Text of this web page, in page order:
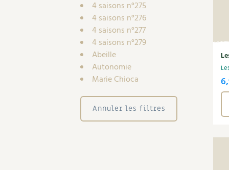
4 saisons n°275
4 saisons n°276
4 saisons n°277
4 saisons n°279
Abeille
Autonomie
Marie Chioca
Annuler les filtres